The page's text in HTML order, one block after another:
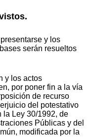
y los
serán resueltos
y los actos
por poner fin a la vía
de recurso
del potestativo
la Ley 30/1992, de
Públicas y del
modificada por la